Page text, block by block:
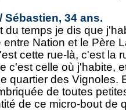
Sébastien, 34 ans.
du temps je dis que
entre Nation et le Père
cette rue-là, c'est la
c'est celle où j'habite,
quartier des Vignoles.
de toutes
de ce micro-bout de